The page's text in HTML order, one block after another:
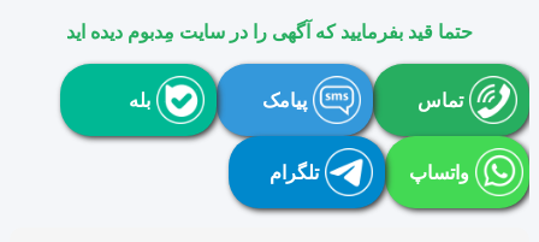
حتما قید بفرمایید که آگهی را در سایت مِدبوم دیده اید
تماس پیامک بله
واتساپ تلگرام